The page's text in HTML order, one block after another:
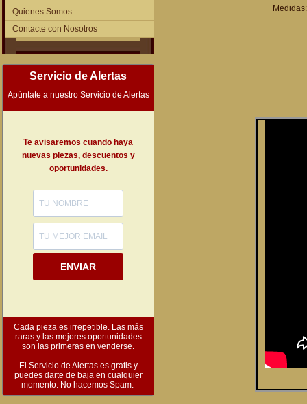
Quienes Somos
Contacte con Nosotros
Servicio de Alertas
Apúntate a nuestro Servicio de Alertas
Te avisaremos cuando haya
nuevas piezas, descuentos y
oportunidades.
ENVIAR
Cada pieza es irrepetible. Las más
raras y las mejores oportunidades
son las primeras en venderse.
El Servicio de Alertas es gratis y
puedes darte de baja en cualquier
momento. No hacemos Spam.